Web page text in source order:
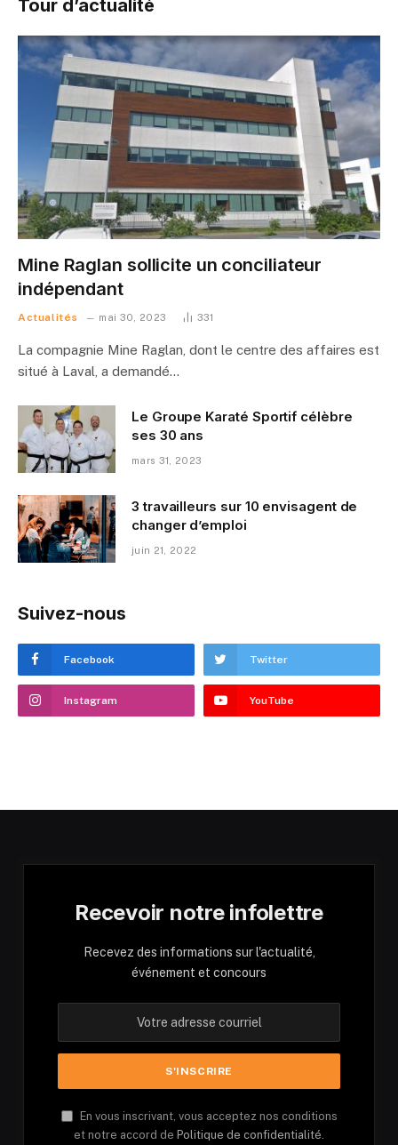
Tour d’actualité
Mine Raglan sollicite un conciliateur
indépendant
Actualités mai 30, 2023 331
La compagnie Mine Raglan, dont le centre des affaires est
situé à Laval, a demandé…
Le Groupe Karaté Sportif célèbre
ses 30 ans
mars 31, 2023
3 travailleurs sur 10 envisagent de
changer d’emploi
juin 21, 2022
Suivez-nous
Facebook Twitter
Instagram YouTube
Recevoir notre infolettre
Recevez des informations sur l'actualité,
événement et concours
En vous inscrivant, vous acceptez nos conditions
et notre accord de Politique de confidentialité.